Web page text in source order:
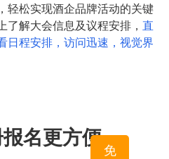
免
轻松实现酒企品牌活动的关键
解大会信息及议程安排， 直
日程安排，访问迅速，视觉界
名更方便